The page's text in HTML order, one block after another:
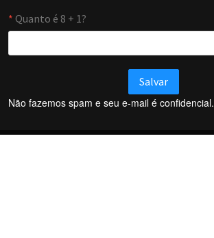
Não fazemos spam e seu e-mail é confidencial.